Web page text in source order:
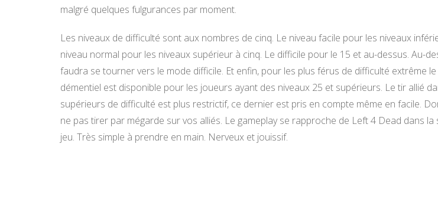
malgré quelques fulgurances par moment.
Les niveaux de difficulté sont aux nombres de cinq. Le niveau facile pour les niveaux
niveau normal pour les niveaux supérieur à cinq. Le difficile pour le 15 et au-dessus. Au-
faudra se tourner vers le mode difficile. Et enfin, pour les plus férus de difficulté extrême
démentiel est disponible pour les joueurs ayant des niveaux 25 et supérieurs. Le tir allié
supérieurs de difficulté est plus restrictif, ce dernier est pris en compte même en facile.
ne pas tirer par mégarde sur vos alliés. Le gameplay se rapproche de Left 4 Dead dans
jeu. Très simple à prendre en main. Nerveux et jouissif.